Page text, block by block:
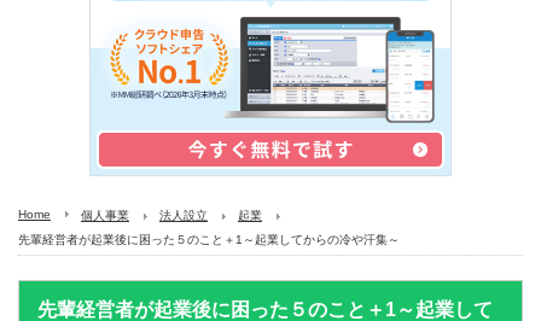
Home 個人事業 法人設立
起業
先輩経営者が起業後に困った５のこと＋1～起業してからの冷や汗集～
先輩経営者が起業後に困った５のこと＋1～起業して